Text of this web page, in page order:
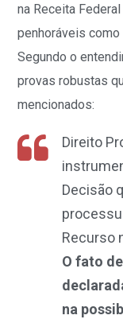
na Receita
penhoráveis
Segundo o
provas robustas
mencionados:
Direito
Decisão
Recurso
O fato
na